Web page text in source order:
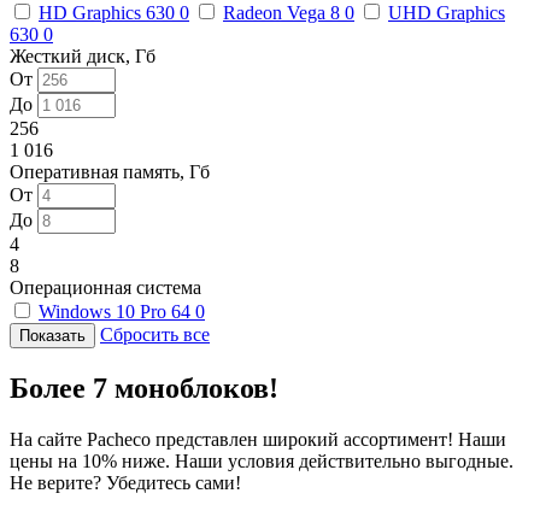
HD Graphics 630 0 Radeon Vega 8 0
UHD Graphics
630 0
Жесткий диск, Гб
От
До
256
1 016
Оперативная память, Гб
От
До
4
8
Операционная система
Windows 10 Pro 64 0
Сбросить все
Более 7 моноблоков!
На сайте Pacheco представлен широкий ассортимент! Наши
цены на 10% ниже. Наши условия действительно выгодные.
Не верите? Убедитесь сами!